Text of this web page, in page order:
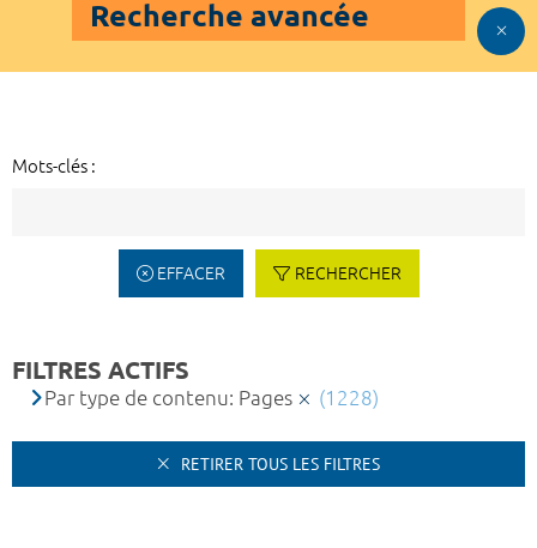
Recherche avancée
Mots-clés :
EFFACER RECHERCHER
FILTRES ACTIFS
Par type de contenu: Pages (1228)
RETIRER TOUS LES FILTRES